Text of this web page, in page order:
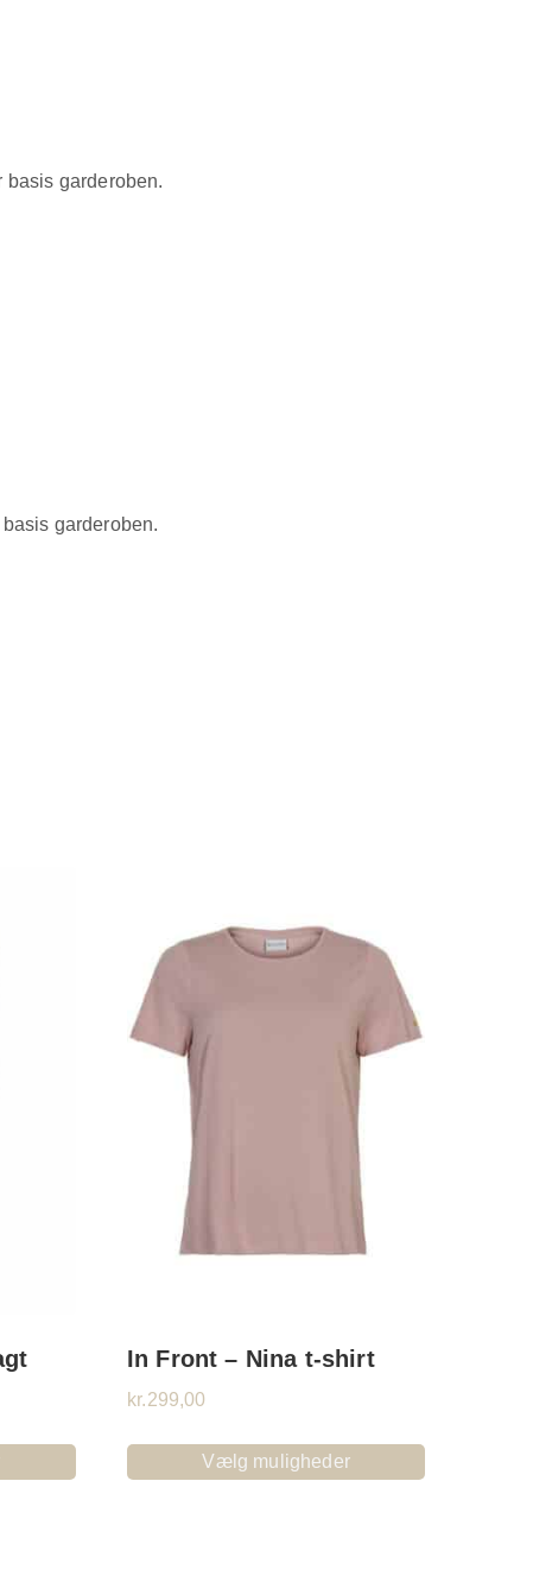
garderoben.
garderoben.
In Front – Nina t-shirt
kr.299,00
Vælg muligheder